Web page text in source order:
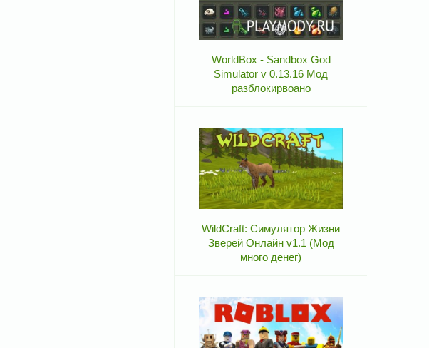
WorldBox - Sandbox God
Simulator v 0.13.16 Мод
разблокирвоано
WildCraft: Симулятор Жизни
Зверей Онлайн v1.1 (Мод
много денег)